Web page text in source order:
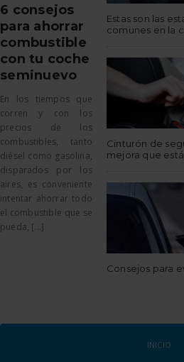
6 consejos
para ahorrar
combustible
con tu coche
seminuevo
En los tiempos que
corren y con los
precios de los
combustibles, tanto
diésel como gasolina,
disparados por los
aires, es conveniente
intentar ahorrar todo
el combustible que se
pueda, [...]
Estas son las
comunes en la
Cinturón de
mejora que
Consejos para
INICIO